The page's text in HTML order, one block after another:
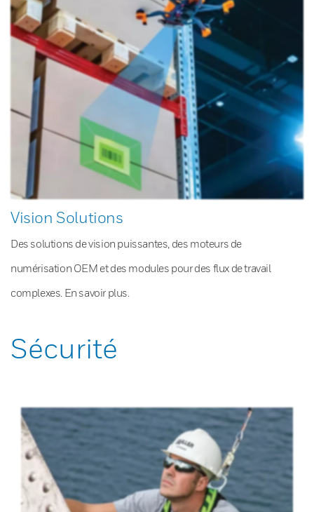
Vision Solutions
Des solutions de vision puissantes, des moteurs de
numérisation OEM et des modules pour des flux de travail
complexes. En savoir plus.
Sécurité